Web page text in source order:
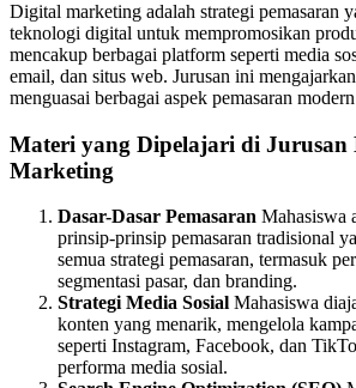
Digital marketing adalah strategi pemasaran
teknologi digital untuk mempromosikan
mencakup berbagai platform seperti media
email, dan situs web. Jurusan ini
menguasai berbagai aspek pemasaran
Materi yang Dipelajari di Jurusan
Marketing
Dasar-Dasar Pemasaran Mahasiswa
prinsip-prinsip pemasaran tradisional
semua strategi pemasaran, termasuk
segmentasi pasar, dan branding.
Strategi Media Sosial Mahasiswa
konten yang menarik, mengelola
seperti Instagram, Facebook, dan
performa media sosial.